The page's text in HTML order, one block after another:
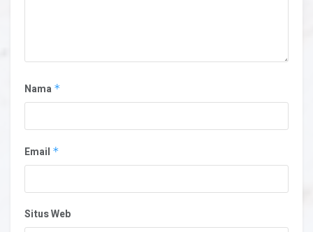
Nama *
Email *
Situs Web